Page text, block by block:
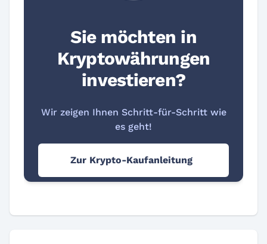
Sie möchten in
Kryptowährungen
investieren?
Wir zeigen Ihnen Schritt-für-Schritt wie
es geht!
Zur Krypto-Kaufanleitung